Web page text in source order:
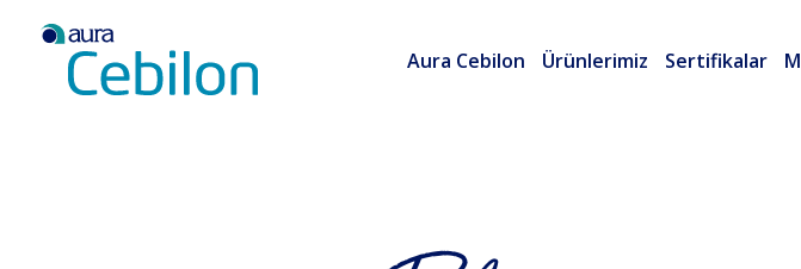
Aura Cebilon Ürünlerimiz Sertifikalar